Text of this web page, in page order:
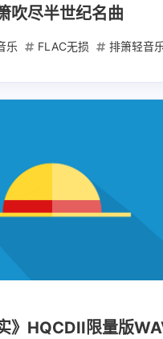
吹尽半世纪名曲
乐 FLAC无损 排箫轻音
》HQCDII限量版